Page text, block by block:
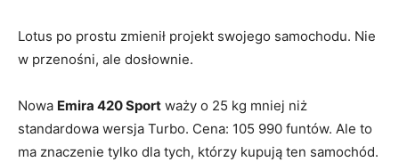
Lotus po prostu zmienił projekt swojego samochodu. Nie
w przenośni, ale dosłownie.
Nowa Emira 420 Sport waży o 25 kg mniej niż
standardowa wersja Turbo. Cena: 105 990 funtów. Ale to
ma znaczenie tylko dla tych, którzy kupują ten samochód.